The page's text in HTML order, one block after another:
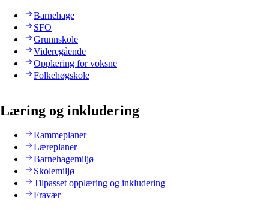
Barnehage
SFO
Grunnskole
Videregående
Opplæring for voksne
Folkehøgskole
Læring og inkludering
Rammeplaner
Læreplaner
Barnehagemiljø
Skolemiljø
Tilpasset opplæring og inkludering
Fravær